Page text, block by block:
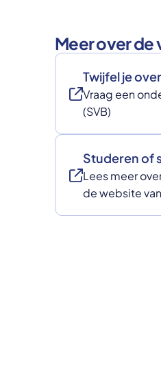
Meer over
Twijfel je
Vraag een
(SVB)
Studeren of
Lees meer
de website